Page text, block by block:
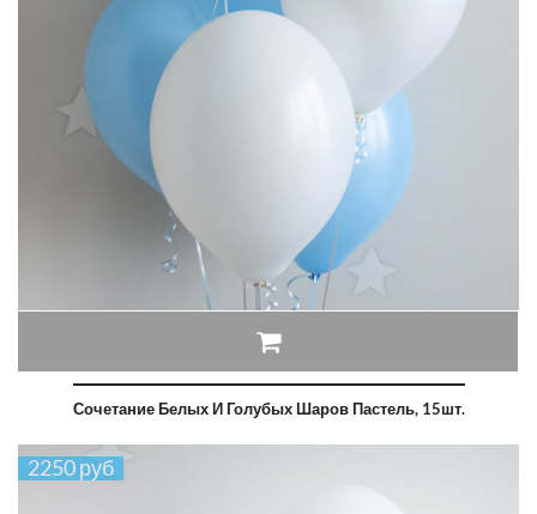
Сочетание Белых И Голубых Шаров Пастель, 15шт.
2250 руб